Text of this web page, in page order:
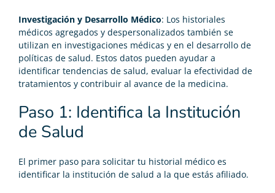
Investigación y Desarrollo Médico: Los historiales
médicos agregados y despersonalizados también se
utilizan en investigaciones médicas y en el desarrollo de
políticas de salud. Estos datos pueden ayudar a
identificar tendencias de salud, evaluar la efectividad de
tratamientos y contribuir al avance de la medicina.
Paso 1: Identifica la Institución
de Salud
El primer paso para solicitar tu historial médico es
identificar la institución de salud a la que estás afiliado.